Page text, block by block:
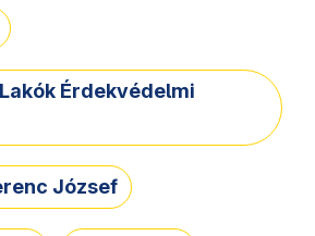
Érdekvédelmi
József